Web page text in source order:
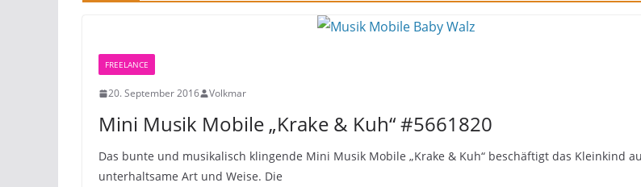
FREELANCE
20. September 2016 Volkmar
Mini Musik Mobile „Krake & Kuh“ #5661820
Das bunte und musikalisch klingende Mini Musik Mobile „Krake & Kuh“ beschäftigt das Kleinkind
unterhaltsame Art und Weise. Die